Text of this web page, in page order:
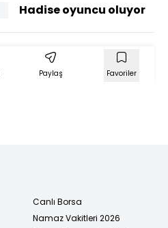
Hadise oyuncu oluyor
Paylaş Favoriler
Canlı Borsa
Namaz Vakitleri 2026